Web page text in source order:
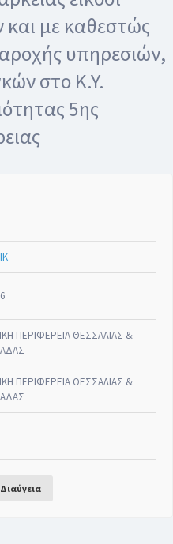
με καθεστώς
υπηρεσιών,
στο K.Y.
5ης
ΠΕΡΙΦΕΡΕΙΑ ΘΕΣΣΑΛΙΑΣ &
ΠΕΡΙΦΕΡΕΙΑ ΘΕΣΣΑΛΙΑΣ &